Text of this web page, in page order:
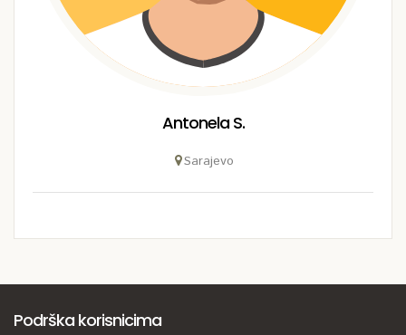
Antonela S.
Sarajevo
Podrška korisnicima